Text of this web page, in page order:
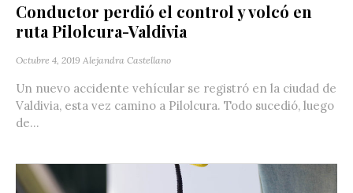
Conductor perdió el control y volcó en
ruta Pilolcura-Valdivia
Octubre 4, 2019 Alejandra Castellano
Un nuevo accidente vehícular se registró en la ciudad de
Valdivia, esta vez camino a Pilolcura. Todo sucedió, luego
de...